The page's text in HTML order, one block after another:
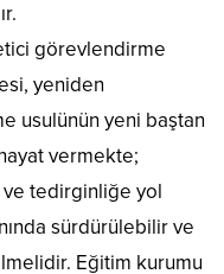
görevlendirme
yeniden
usulünün yeni baştan
vermekte;
ve tedirginliğe yol
sürdürülebilir ve
Eğitim kurumu